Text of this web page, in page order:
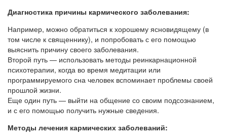
Диагностика причины кармического заболевания:
Например, можно обратиться к хорошему ясновидящему (в
том числе к священнику), и попробовать с его помощью
выяснить причину своего заболевания.
Второй путь — использовать методы реинкарнационной
психотерапии, когда во время медитации или
программируемого сна человек вспоминает проблемы своей
прошлой жизни.
Еще один путь — выйти на общение со своим подсознанием,
и с его помощью получить нужные сведения.
Методы лечения кармических заболеваний: